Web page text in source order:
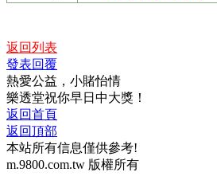
返回列表
發表回覆
熱愛公益，小賭怡情
樂透堂祝你早日中大獎！
返回首頁
返回頂部
本站所有信息僅供參考!
m.9800.com.tw 版權所有